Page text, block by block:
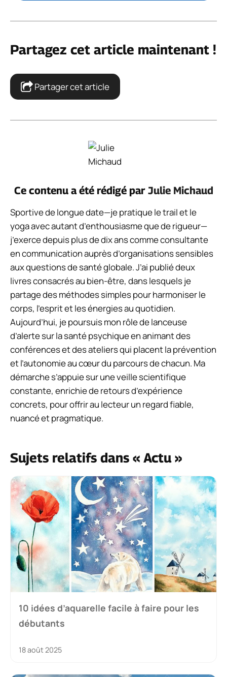
Partagez cet article maintenant !
Partager cet article
Ce contenu a été rédigé par Julie Michaud
Sportive de longue date—je pratique le trail et le
yoga avec autant d’enthousiasme que de rigueur—
j’exerce depuis plus de dix ans comme consultante
en communication auprès d’organisations sensibles
aux questions de santé globale. J’ai publié deux
livres consacrés au bien-être, dans lesquels je
partage des méthodes simples pour harmoniser le
corps, l’esprit et les énergies au quotidien.
Aujourd’hui, je poursuis mon rôle de lanceuse
d’alerte sur la santé psychique en animant des
conférences et des ateliers qui placent la prévention
et l’autonomie au cœur du parcours de chacun. Ma
démarche s’appuie sur une veille scientifique
constante, enrichie de retours d’expérience
concrets, pour offrir au lecteur un regard fiable,
nuancé et pragmatique.
Sujets relatifs dans « Actu »
10 idées d’aquarelle facile à faire pour les
débutants
18 août 2025